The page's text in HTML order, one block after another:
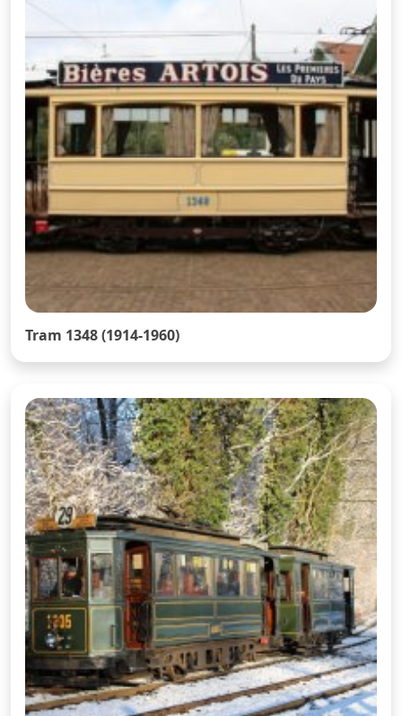
Tram 1348 (1914-1960)